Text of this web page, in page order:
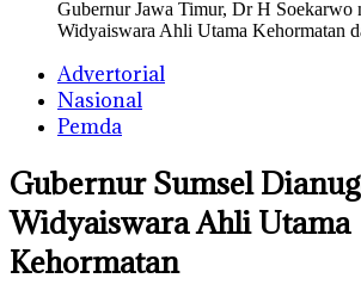
Gubernur Jawa Timur, Dr H Soekarwo
Widyaiswara Ahli Utama Kehormatan
Advertorial
Nasional
Pemda
Gubernur Sumsel
Widyaiswara Ahli Utama
Kehormatan